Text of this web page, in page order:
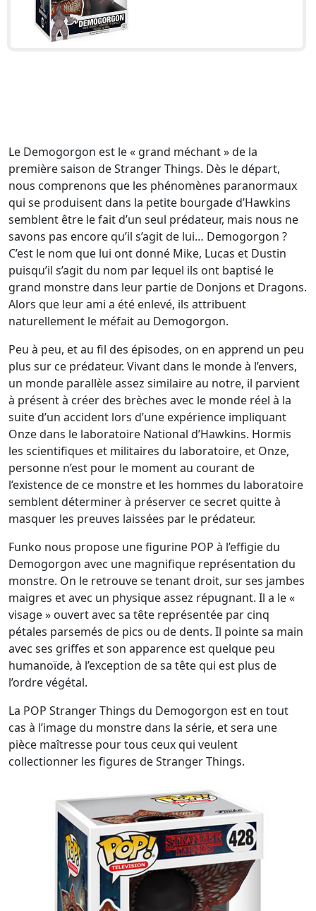
Le Demogorgon est le « grand méchant » de la
première saison de Stranger Things. Dès le départ,
nous comprenons que les phénomènes paranormaux
qui se produisent dans la petite bourgade d’Hawkins
semblent être le fait d’un seul prédateur, mais nous ne
savons pas encore qu’il s’agit de lui… Demogorgon ?
C’est le nom que lui ont donné Mike, Lucas et Dustin
puisqu’il s’agit du nom par lequel ils ont baptisé le
grand monstre dans leur partie de Donjons et Dragons.
Alors que leur ami a été enlevé, ils attribuent
naturellement le méfait au Demogorgon.
Peu à peu, et au fil des épisodes, on en apprend un peu
plus sur ce prédateur. Vivant dans le monde à l’envers,
un monde parallèle assez similaire au notre, il parvient
à présent à créer des brèches avec le monde réel à la
suite d’un accident lors d’une expérience impliquant
Onze dans le laboratoire National d’Hawkins. Hormis
les scientifiques et militaires du laboratoire, et Onze,
personne n’est pour le moment au courant de
l’existence de ce monstre et les hommes du laboratoire
semblent déterminer à préserver ce secret quitte à
masquer les preuves laissées par le prédateur.
Funko nous propose une figurine POP à l’effigie du
Demogorgon avec une magnifique représentation du
monstre. On le retrouve se tenant droit, sur ses jambes
maigres et avec un physique assez répugnant. Il a le «
visage » ouvert avec sa tête représentée par cinq
pétales parsemés de pics ou de dents. Il pointe sa main
avec ses griffes et son apparence est quelque peu
humanoïde, à l’exception de sa tête qui est plus de
l’ordre végétal.
La POP Stranger Things du Demogorgon est en tout
cas à l’image du monstre dans la série, et sera une
pièce maîtresse pour tous ceux qui veulent
collectionner les figures de Stranger Things.